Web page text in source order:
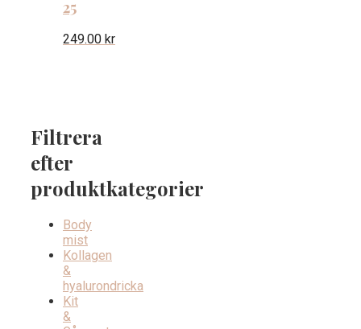
25
249.00 kr
Filtrera
efter
produktkategorier
Body
mist
Kollagen
&
hyalurondricka
Kit
&